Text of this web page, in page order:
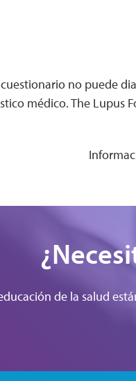
cuestionario no puede
médico. The Lupus
de la salud